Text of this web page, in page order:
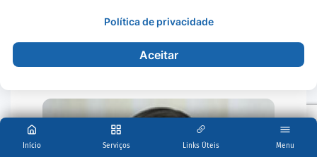
Início Serviços Links Úteis Menu
Mariano Fidelis Dos Santo…
Esporte e Lazer
Política de privacidade
Aceitar